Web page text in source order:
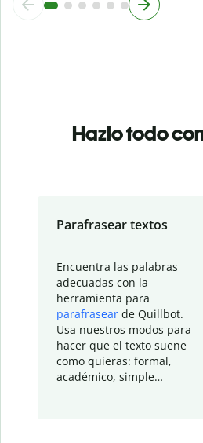
Hazlo todo
Parafrasear textos
Encuentra las palabras
adecuadas con la
herramienta para
parafrasear de Quillbot.
Usa nuestros modos para
hacer que el texto suene
como quieras: formal,
académico, simple…